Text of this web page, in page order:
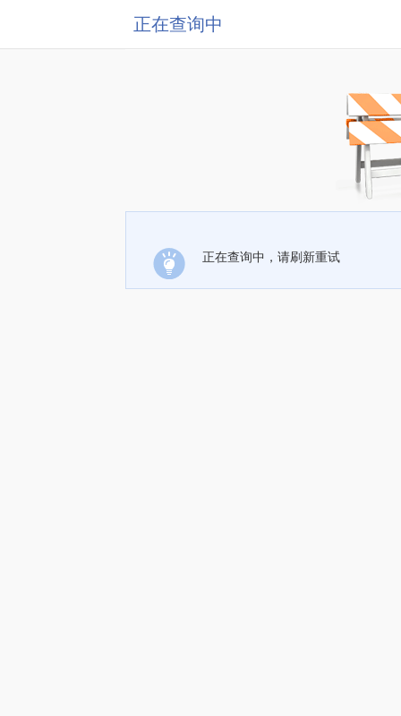
正在查询中
正在查询中，请刷新重试